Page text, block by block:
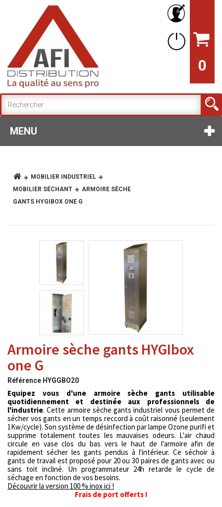
0
MENU
MOBILIER INDUSTRIEL
MOBILIER SÉCHANT
ARMOIRE SÈCHE
GANTS HYGIBOX ONE G
Armoire sèche gants HYGIbox
one G
Référence HYGGBO20
Equipez vous d'une armoire sèche gants utilisable
quotidiennement et destinée aux professionnels de
l'industrie. Cette armoire sèche gants industriel vous permet de
sécher vos gants en un temps reccord à coût raisonné (seulement
1Kw/cycle). Son système de désinfection par lampe Ozone purifi et
supprime totalement toutes les mauvaises odeurs. L'air chaud
circule en vase clos du bas vers le haut de l'armoire afin de
rapidement sécher les gants pendus à l'intérieur. Ce séchoir à
gants de travail est proposé pour 20 ou 30 paires de gants avec ou
sans toit incliné. Un programmateur 24h retarde le cycle de
séchage en fonction de vos besoins.
Découvrir la version 100 % inox ici !
Frais de port offerts !